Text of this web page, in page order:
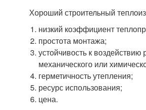
Хороший строительный
низкий коэффициент
простота монтажа;
устойчивость к
механического или
герметичность утепления;
ресурс использования;
цена.